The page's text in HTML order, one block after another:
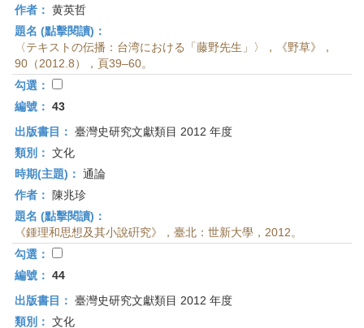
作者： 黄英哲
題名 (點擊閱讀)：
〈テキストの伝播：台湾における「藤野先生」〉，《野草》，
90（2012.8），頁39–60。
勾選：
編號： 43
出版書目： 臺灣史研究文獻類目 2012 年度
類別： 文化
時期(主題)： 通論
作者：
陳兆珍
題名 (點擊閱讀)：
《鍾理和思想及其小說硏究》，臺北：世新大學，2012。
勾選：
編號： 44
出版書目： 臺灣史研究文獻類目 2012 年度
類別： 文化